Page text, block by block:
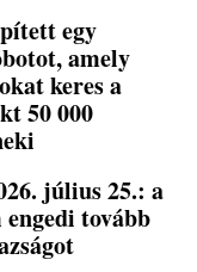
egy
amely
keres a
50 000
július 25.: a
engedi tovább